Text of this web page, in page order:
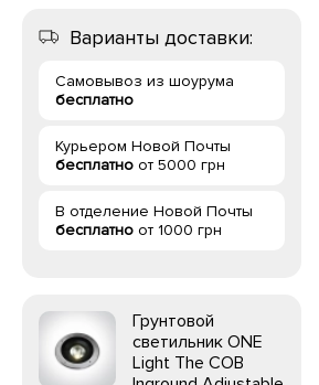
Варианты доставки:
Самовывоз из шоурума
бесплатно
Курьером Новой Почты
бесплатно от 5000 грн
В отделение Новой Почты
бесплатно от 1000 грн
Грунтовой
светильник ONE
Light The COB